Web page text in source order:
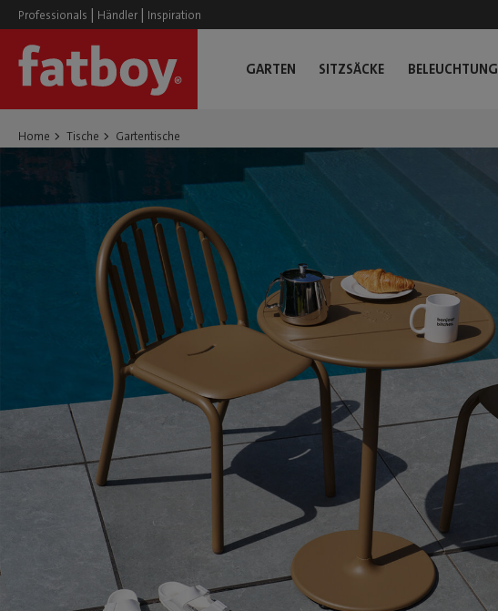
Professionals | Händler | Inspiration
GARTEN SITZSÄCKE BELEUCHTUNG
Home Tische Gartentische